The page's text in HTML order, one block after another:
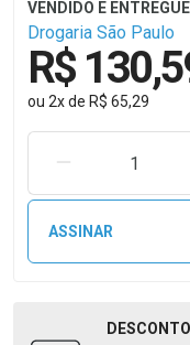
Drogaria São Paulo
R$
ou 2xde R$ 65,29
REMOVER UMA
ASSINAR
DESCONTO